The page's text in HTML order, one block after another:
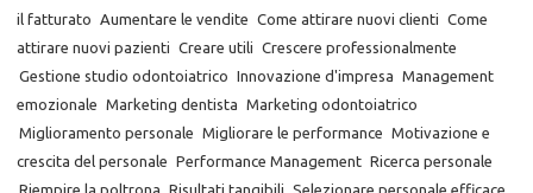
il fatturato Aumentare le vendite Come attirare nuovi clienti Come
attirare nuovi pazienti Creare utili Crescere professionalmente
Gestione studio odontoiatrico Innovazione d'impresa Management
emozionale Marketing dentista Marketing odontoiatrico
Miglioramento personale Migliorare le performance Motivazione e
crescita del personale Performance Management Ricerca personale
Riempire la poltrona Risultati tangibili Selezionare personale efficace